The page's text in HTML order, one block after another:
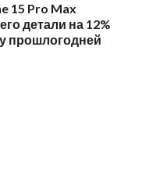
15 Pro Max
детали на 12%
прошлогодней